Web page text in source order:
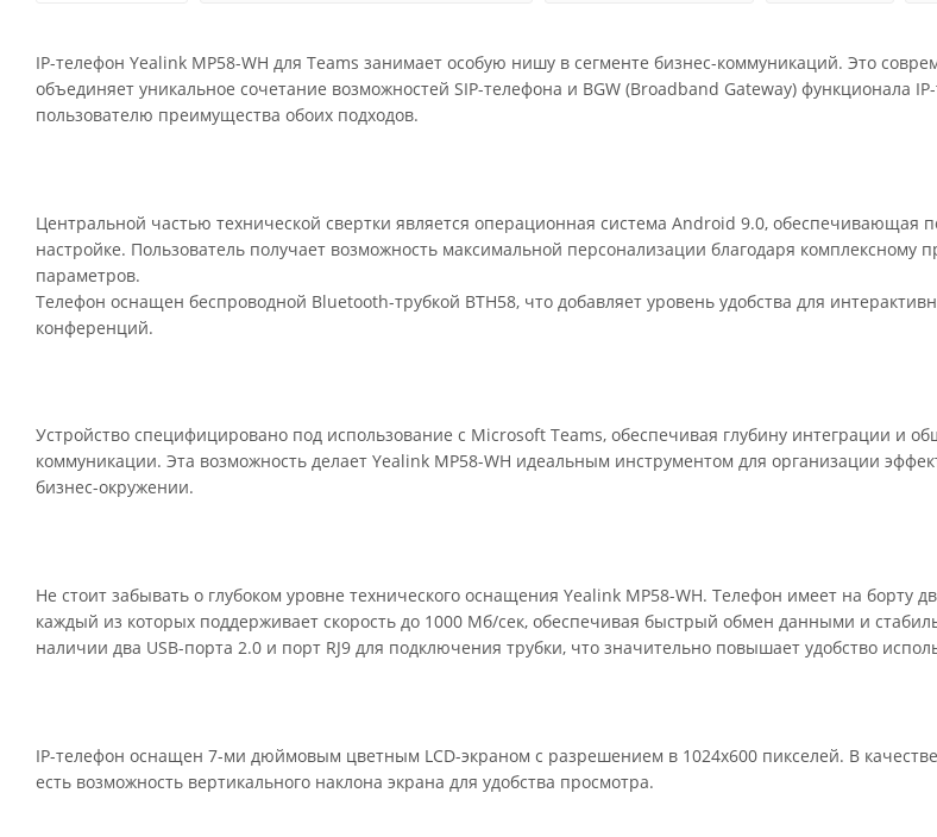
IP-телефон Yealink MP58-WH для Teams занимает особую нишу в сегменте бизнес-коммуникаций. Это
объединяет уникальное сочетание возможностей SIP-телефона и BGW (Broadband Gateway) функционала
пользователю преимущества обоих подходов.
Центральной частью технической свертки является операционная система Android 9.0, обеспечивающая
настройке. Пользователь получает возможность максимальной персонализации благодаря комплексному
параметров.
Телефон оснащен беспроводной Bluetooth-трубкой BTH58, что добавляет уровень удобства для
конференций.
Устройство специфицировано под использование с Microsoft Teams, обеспечивая глубину интеграции и
коммуникации. Эта возможность делает Yealink MP58-WH идеальным инструментом для организации
бизнес-окружении.
Не стоит забывать о глубоком уровне технического оснащения Yealink MP58-WH. Телефон имеет на борту
каждый из которых поддерживает скорость до 1000 Мб/сек, обеспечивая быстрый обмен данными и
наличии два USB-порта 2.0 и порт RJ9 для подключения трубки, что значительно повышает удобство
IP-телефон оснащен 7-ми дюймовым цветным LCD-экраном с разрешением в 1024x600 пикселей. В
есть возможность вертикального наклона экрана для удобства просмотра.